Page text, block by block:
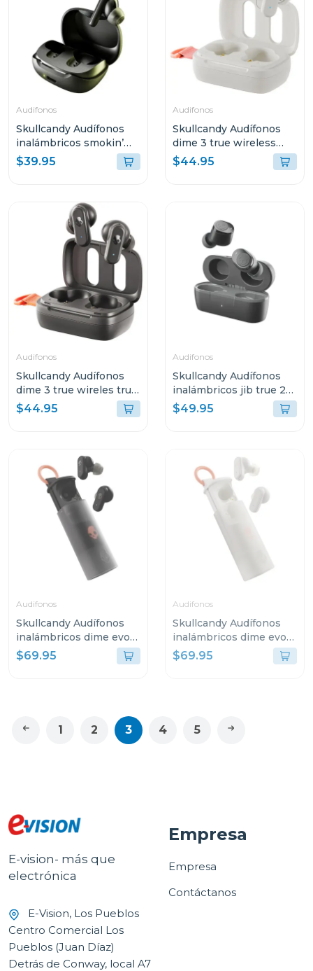
Audifonos
Skullcandy Audífonos
inalámbricos smokin’
buds true black r740
$39.95
Audifonos
Skullcandy Audífonos
dime 3 true wireless
bone orange glow r951
$44.95
Audifonos
Skullcandy Audífonos
dime 3 true wireles true
black r740
$44.95
Audifonos
Skullcandy Audífonos
inalámbricos jib true 2
negro p740
$49.95
Audifonos
Skullcandy Audífonos
inalámbricos dime evo
negro s740
$69.95
Audifonos
Skullcandy Audífonos
inalámbricos dime evo
blanco s951
$69.95
1 2 3 4 5
E-vision- más que
electrónica
E-Vision, Los Pueblos
Centro Comercial Los
Pueblos (Juan Díaz)
Detrás de Conway, local A7
Empresa
Empresa
Contáctanos